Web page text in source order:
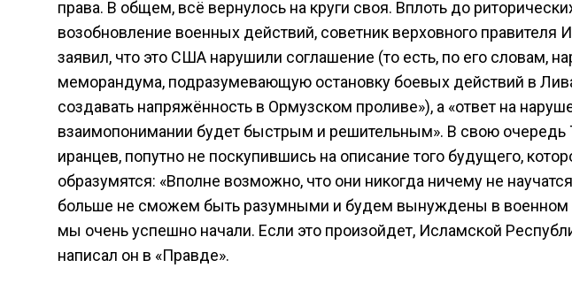
права. В общем, всё вернулось на круги своя. Вплоть до
возобновление военных действий, советник верховного правителя
заявил, что это США нарушили соглашение (то есть, по его словам,
меморандума, подразумевающую остановку боевых действий в
создавать напряжённость в Ормузском проливе»), а «ответ на
взаимопонимании будет быстрым и решительным». В свою очередь
иранцев, попутно не поскупившись на описание того будущего,
образумятся: «Вполне возможно, что они никогда ничему не
больше не сможем быть разумными и будем вынуждены в военном
мы очень успешно начали. Если это произойдет, Исламской
написал он в «Правде».